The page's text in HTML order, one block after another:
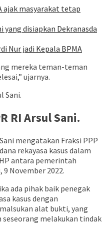
ajak masyarakat tetap
disiapkan Dekranasda
Nur jadi Kepala BPMA
mereka teman-teman
ujarnya.
RI Arsul Sani.
mengatakan Fraksi PPP
rekayasa kasus dalam
antara pemerintah
9 November 2022.
ada pihak baik penegak
kasus dengan
alat bukti, yang
melakukan tindak